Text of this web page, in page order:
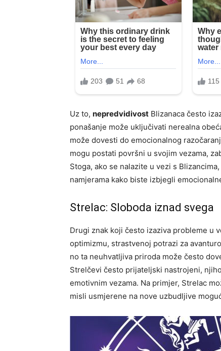
Uz to, nepredvidivost Blizanaca često
ponašanje može uključivati nerealna
može dovesti do emocionalnog
mogu postati površni u svojim vezama,
Stoga, ako se nalazite u vezi s
namjerama kako biste izbjegli
Strelac: Sloboda iznad svega
Drugi znak koji često izaziva probleme u
optimizmu, strastvenoj potrazi za
no ta neuhvatljiva priroda može često
Strelčevi često prijateljski nastrojeni,
emotivnim vezama. Na primjer, Strelac
misli usmjerene na nove uzbudljive